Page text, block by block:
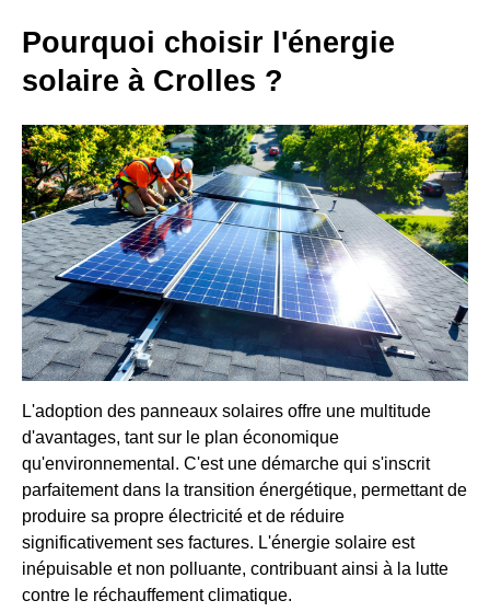
Pourquoi choisir l'énergie
solaire à Crolles ?
L'adoption des panneaux solaires offre une multitude
d'avantages, tant sur le plan économique
qu'environnemental. C'est une démarche qui s'inscrit
parfaitement dans la transition énergétique, permettant de
produire sa propre électricité et de réduire
significativement ses factures. L'énergie solaire est
inépuisable et non polluante, contribuant ainsi à la lutte
contre le réchauffement climatique.